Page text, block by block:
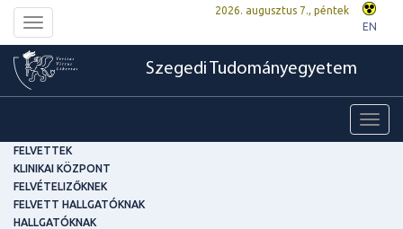
Toggle
navigation
2026. augusztus 7., péntek
EN
Szegedi Tudományegyetem
FELVETTEK
KLINIKAI KÖZPONT
FELVÉTELIZŐKNEK
FELVETT HALLGATÓKNAK
HALLGATÓKNAK